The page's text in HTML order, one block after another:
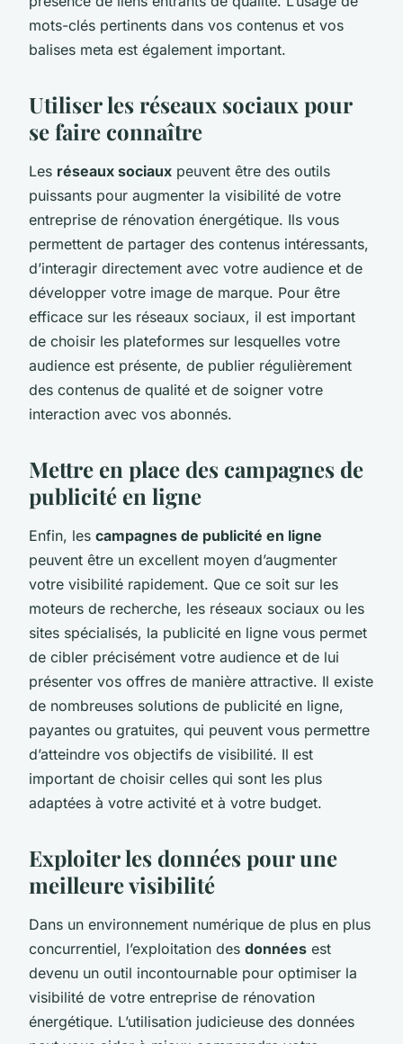
mots-clés pertinents dans vos contenus et vos
balises meta est également important.
Utiliser les réseaux sociaux pour
se faire connaître
Les réseaux sociaux peuvent être des outils
puissants pour augmenter la visibilité de votre
entreprise de rénovation énergétique. Ils vous
permettent de partager des contenus intéressants,
d’interagir directement avec votre audience et de
développer votre image de marque. Pour être
efficace sur les réseaux sociaux, il est important
de choisir les plateformes sur lesquelles votre
audience est présente, de publier régulièrement
des contenus de qualité et de soigner votre
interaction avec vos abonnés.
Mettre en place des campagnes de
publicité en ligne
Enfin, les campagnes de publicité en ligne
peuvent être un excellent moyen d’augmenter
votre visibilité rapidement. Que ce soit sur les
moteurs de recherche, les réseaux sociaux ou les
sites spécialisés, la publicité en ligne vous permet
de cibler précisément votre audience et de lui
présenter vos offres de manière attractive. Il existe
de nombreuses solutions de publicité en ligne,
payantes ou gratuites, qui peuvent vous permettre
d’atteindre vos objectifs de visibilité. Il est
important de choisir celles qui sont les plus
adaptées à votre activité et à votre budget.
Exploiter les données pour une
meilleure visibilité
Dans un environnement numérique de plus en plus
concurrentiel, l’exploitation des données est
devenu un outil incontournable pour optimiser la
visibilité de votre entreprise de rénovation
énergétique. L’utilisation judicieuse des données